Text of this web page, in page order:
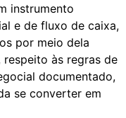
instrumento
e de fluxo de caixa,
por meio dela
às regras de
documentado,
se converter em